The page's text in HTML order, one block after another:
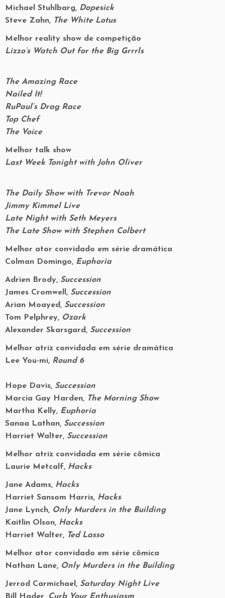
Michael Stuhlbarg, Dopesick
Steve Zahn, The White Lotus
Melhor reality show de competição
Lizzo’s Watch Out for the Big Grrrls
The Amazing Race
Nailed It!
RuPaul’s Drag Race
Top Chef
The Voice
Melhor talk show
Last Week Tonight with John Oliver
The Daily Show with Trevor Noah
Jimmy Kimmel Live
Late Night with Seth Meyers
The Late Show with Stephen Colbert
Melhor ator convidado em série dramática
Colman Domingo, Euphoria
Adrien Brody, Succession
James Cromwell, Succession
Arian Moayed, Succession
Tom Pelphrey, Ozark
Alexander Skarsgard, Succession
Melhor atriz convidada em série dramática
Lee You-mi, Round 6
Hope Davis, Succession
Marcia Gay Harden, The Morning Show
Martha Kelly, Euphoria
Sanaa Lathan, Succession
Harriet Walter, Succession
Melhor atriz convidada em série cômica
Laurie Metcalf, Hacks
Jane Adams, Hacks
Harriet Sansom Harris, Hacks
Jane Lynch, Only Murders in the Building
Kaitlin Olson, Hacks
Harriet Walter, Ted Lasso
Melhor ator convidado em série cômica
Nathan Lane, Only Murders in the Building
Jerrod Carmichael, Saturday Night Live
Bill Hader,
Curb Your Enthusiasm